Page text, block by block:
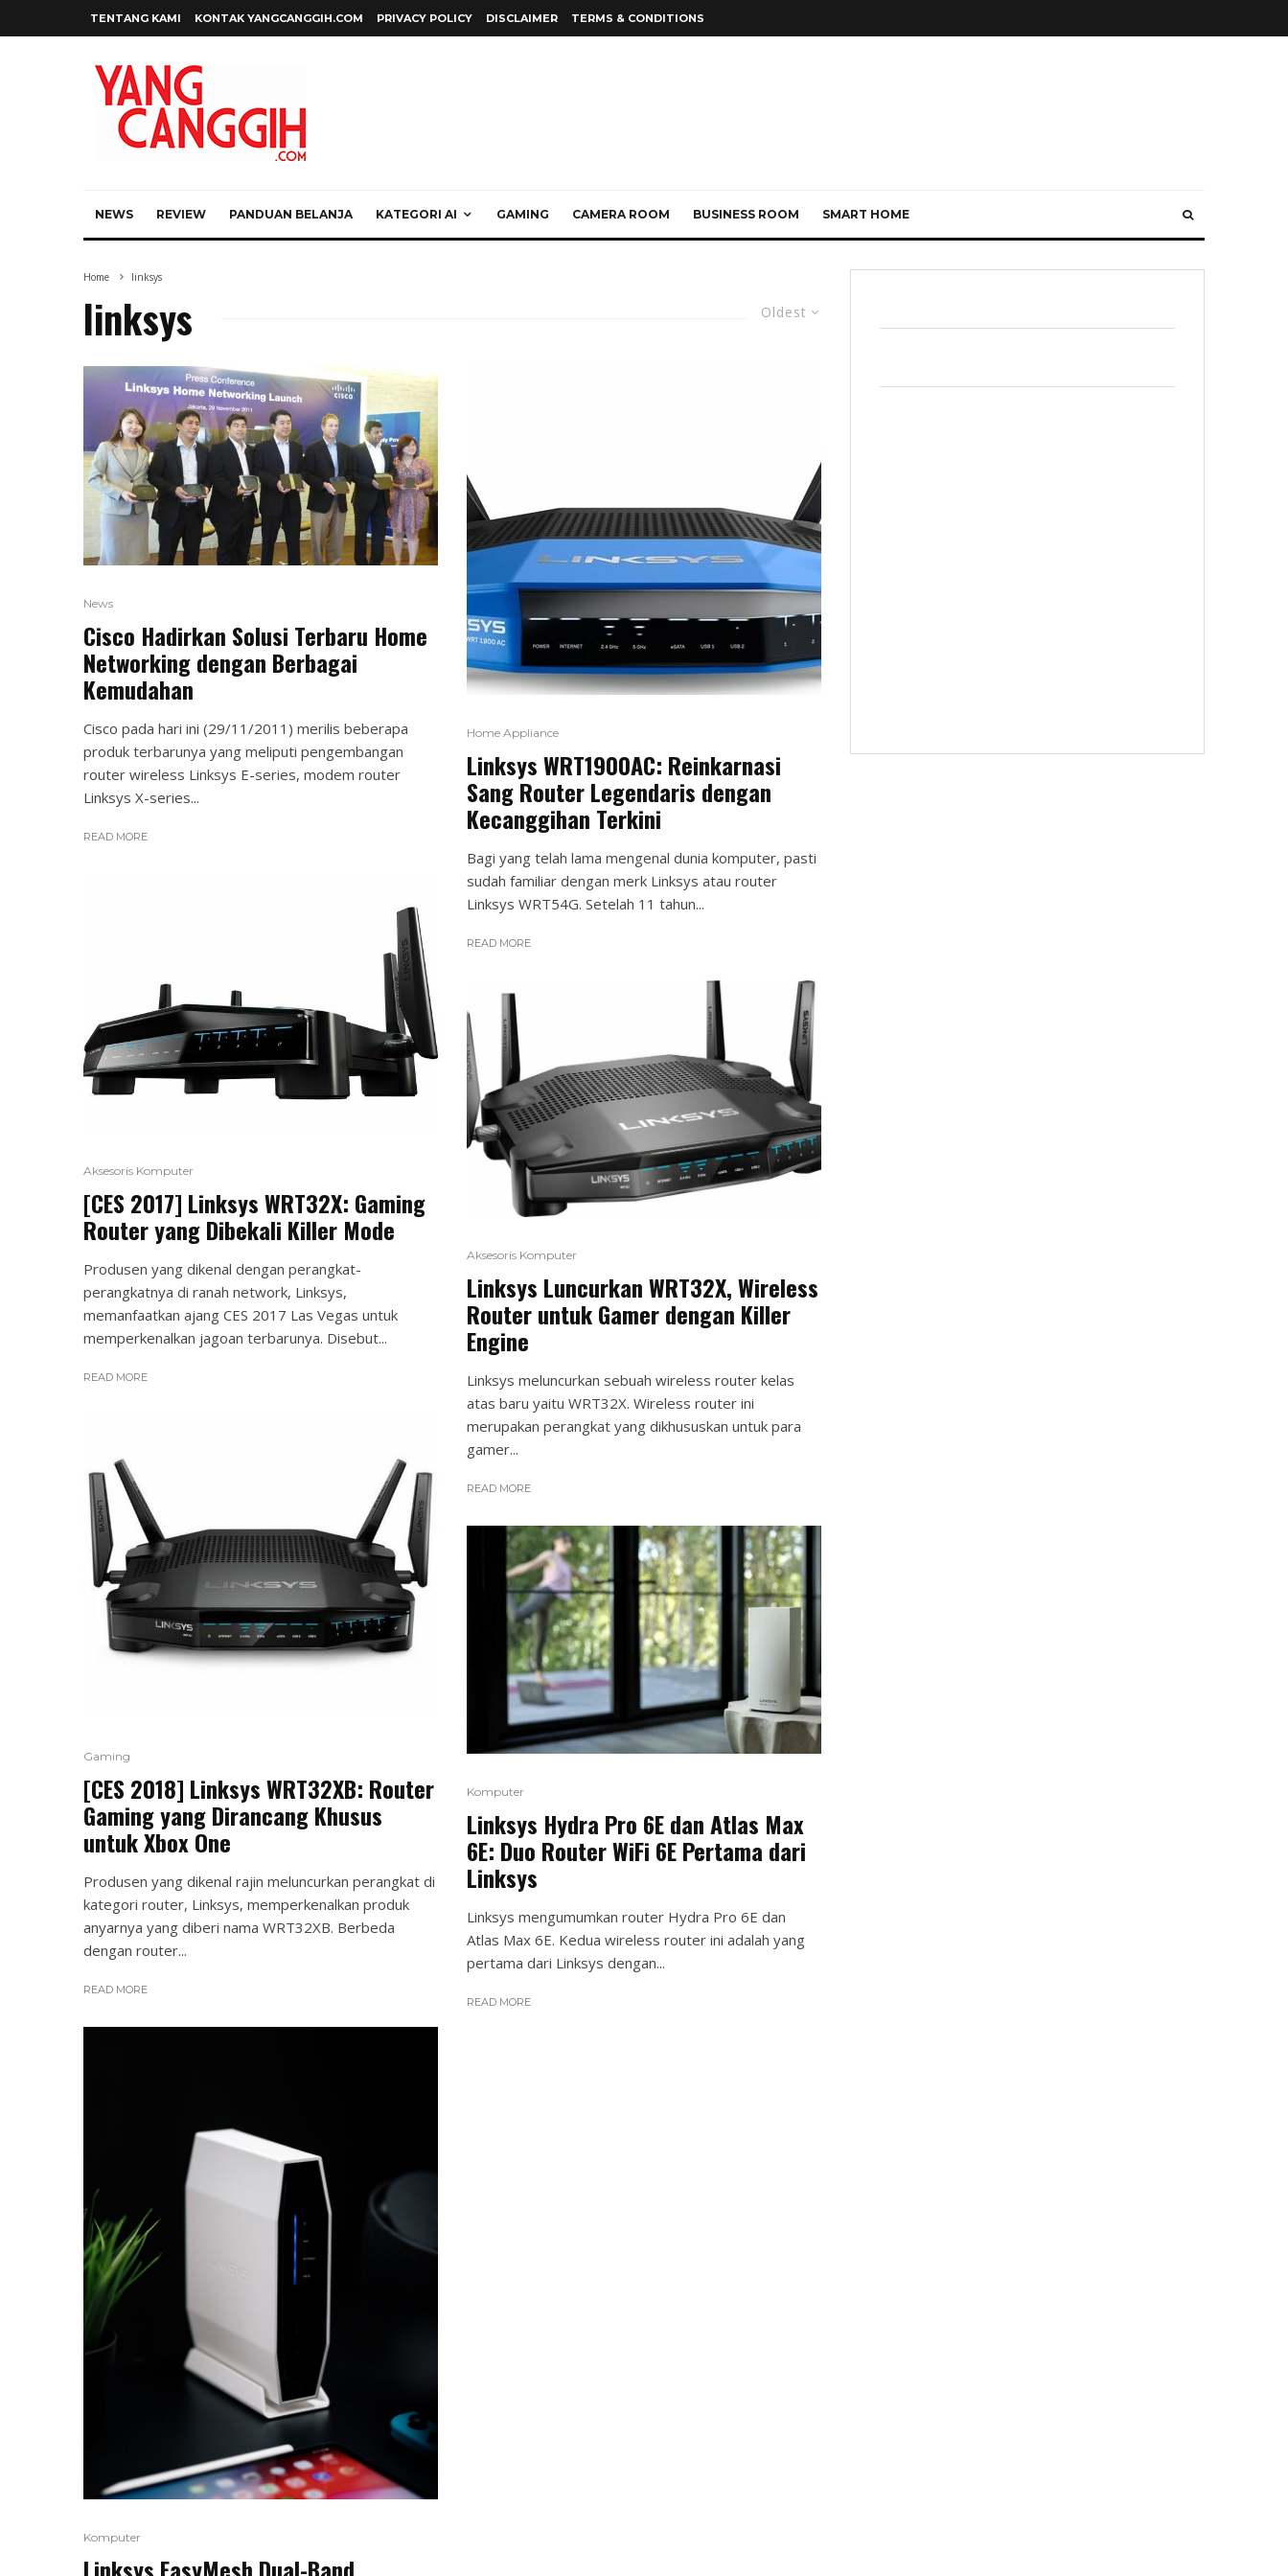
TENTANG KAMI KONTAK YANGCANGGIH.COM PRIVACY POLICY DISCLAIMER TERMS & CONDITIONS
NEWS REVIEW PANDUAN BELANJA KATEGORI AI GAMING CAMERA ROOM BUSINESS ROOM SMART HOME
Home linksys
Oldest
linksys
News
Cisco Hadirkan Solusi Terbaru Home
Networking dengan Berbagai
Kemudahan
Cisco pada hari ini (29/11/2011) merilis beberapa
produk terbarunya yang meliputi pengembangan
router wireless Linksys E-series, modem router
Linksys X-series...
READ MORE
Aksesoris Komputer
[CES 2017] Linksys WRT32X: Gaming
Router yang Dibekali Killer Mode
Produsen yang dikenal dengan perangkat-
perangkatnya di ranah network, Linksys,
memanfaatkan ajang CES 2017 Las Vegas untuk
memperkenalkan jagoan terbarunya. Disebut...
READ MORE
Gaming
[CES 2018] Linksys WRT32XB: Router
Gaming yang Dirancang Khusus
untuk Xbox One
Produsen yang dikenal rajin meluncurkan perangkat di
kategori router, Linksys, memperkenalkan produk
anyarnya yang diberi nama WRT32XB. Berbeda
dengan router...
READ MORE
Komputer
Home Appliance
Linksys WRT1900AC: Reinkarnasi
Sang Router Legendaris dengan
Kecanggihan Terkini
Bagi yang telah lama mengenal dunia komputer, pasti
sudah familiar dengan merk Linksys atau router
Linksys WRT54G. Setelah 11 tahun...
READ MORE
Aksesoris Komputer
Linksys Luncurkan WRT32X, Wireless
Router untuk Gamer dengan Killer
Engine
Linksys meluncurkan sebuah wireless router kelas
atas baru yaitu WRT32X. Wireless router ini
merupakan perangkat yang dikhususkan untuk para
gamer...
READ MORE
Komputer
Linksys Hydra Pro 6E dan Atlas Max
6E: Duo Router WiFi 6E Pertama dari
Linksys
Linksys mengumumkan router Hydra Pro 6E dan
Atlas Max 6E. Kedua wireless router ini adalah yang
pertama dari Linksys dengan...
READ MORE